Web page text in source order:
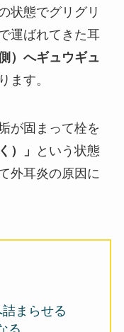
状態でグリグリ
運ばれてきた耳
）へギュウギュ
ます。
が固まって栓を
）」
という状態
外耳炎の原因に
まらせる
る。